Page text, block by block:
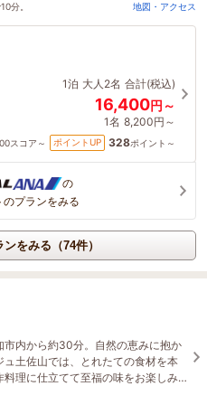
分。 地図・アクセス
1泊 大人2名 合計(税込)
16,400円～
1名 8,200円～
スコア～ ポイントUP 328ポイント～
の
プランをみる
をみる（74件）
市内から約30分。自然の恵みに抱か
ュ土佐山では、とれたての食材を本
料理に仕立てて至福の味をお楽しみ
また、旅の疲れを癒す土佐山温泉も